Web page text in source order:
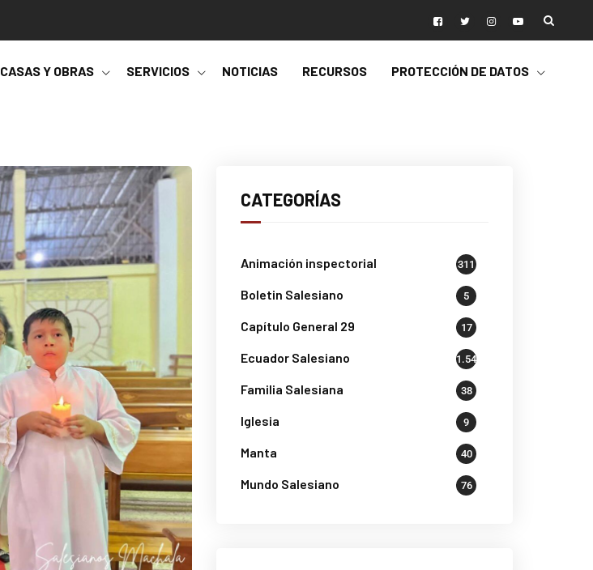
CASAS Y OBRAS SERVICIOS NOTICIAS RECURSOS PROTECCIÓN DE DATOS
CATEGORÍAS
Animación inspectorial 311
Boletin Salesiano 5
Capítulo General 29 17
Ecuador Salesiano 1.541
Familia Salesiana 38
Iglesia 9
Manta 40
Mundo Salesiano 76